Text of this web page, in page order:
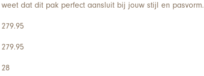
weet dat dit pak perfect aansluit bij jouw stijl en pasvorm.
279.95
279.95
28